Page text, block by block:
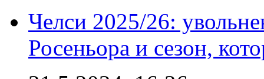
Челси 2025/26:
Росеньора и сезон,